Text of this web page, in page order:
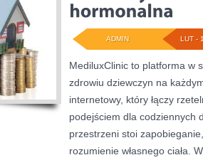
LUT -
ADMIN
MediluxClinic to platforma w
zdrowiu dziewczyn na
internetowy, który łączy
podejściem dla codziennych
przestrzeni stoi
rozumienie własnego ciała.